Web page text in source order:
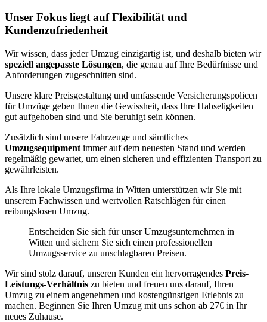
Unser Fokus liegt auf Flexibilität und
Kundenzufriedenheit
Wir wissen, dass jeder Umzug einzigartig ist, und deshalb bieten wir
speziell angepasste Lösungen, die genau auf Ihre Bedürfnisse und
Anforderungen zugeschnitten sind.
Unsere klare Preisgestaltung und umfassende Versicherungspolicen
für Umzüge geben Ihnen die Gewissheit, dass Ihre Habseligkeiten
gut aufgehoben sind und Sie beruhigt sein können.
Zusätzlich sind unsere Fahrzeuge und sämtliches
Umzugsequipment immer auf dem neuesten Stand und werden
regelmäßig gewartet, um einen sicheren und effizienten Transport zu
gewährleisten.
Als Ihre lokale Umzugsfirma in Witten unterstützen wir Sie mit
unserem Fachwissen und wertvollen Ratschlägen für einen
reibungslosen Umzug.
Entscheiden Sie sich für unser Umzugsunternehmen in
Witten und sichern Sie sich einen professionellen
Umzugsservice zu unschlagbaren Preisen.
Wir sind stolz darauf, unseren Kunden ein hervorragendes Preis-
Leistungs-Verhältnis zu bieten und freuen uns darauf, Ihren
Umzug zu einem angenehmen und kostengünstigen Erlebnis zu
machen. Beginnen Sie Ihren Umzug mit uns schon ab 27€ in Ihr
neues Zuhause.